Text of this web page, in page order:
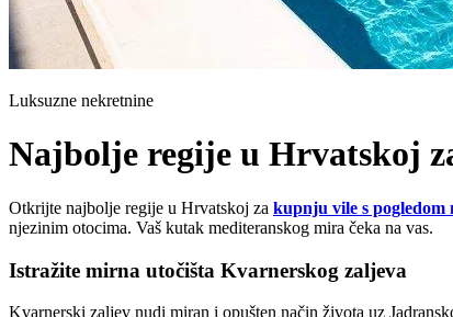
Luksuzne nekretnine
Najbolje regije u Hrvatskoj
Otkrijte najbolje regije u Hrvatskoj za kupnju vile s pogledom
njezinim otocima. Vaš kutak mediteranskog mira čeka na vas.
Istražite mirna utočišta Kvarnerskog zaljeva
Kvarnerski zaljev nudi miran i opušten način života uz